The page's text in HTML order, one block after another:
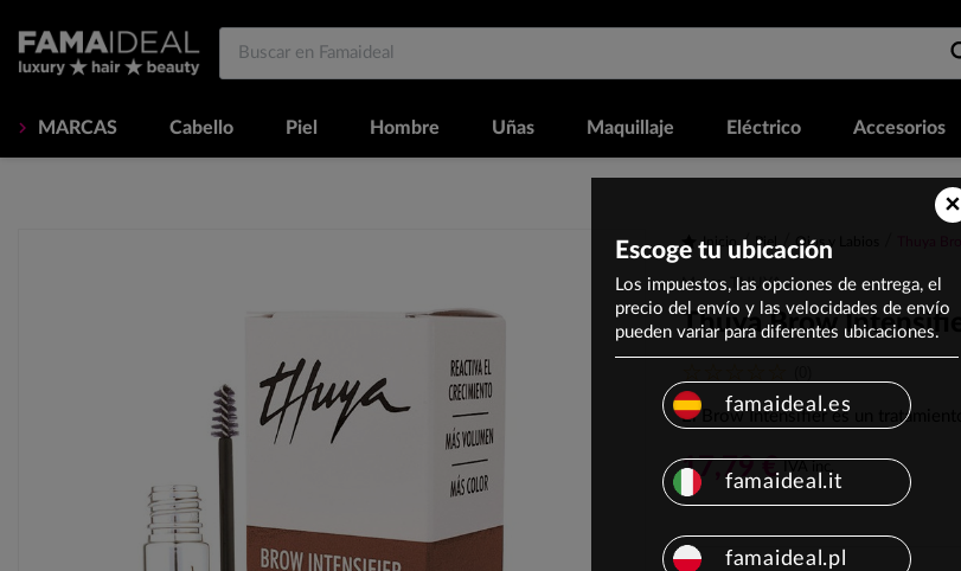
MARCAS Cabello Piel Hombre Uñas Maquillaje Eléctrico Accesorios
Inicio Piel Ojos y Labios Thuya
Marca: THUYA
Thuya Brow
El Brow Intensifier es un
17,79 €
×
Escoge tu ubicación
Los impuestos, las opciones de entrega, el
precio del envío y las velocidades de envío
pueden variar para diferentes ubicaciones.
famaideal.es
famaideal.it
famaideal.pl